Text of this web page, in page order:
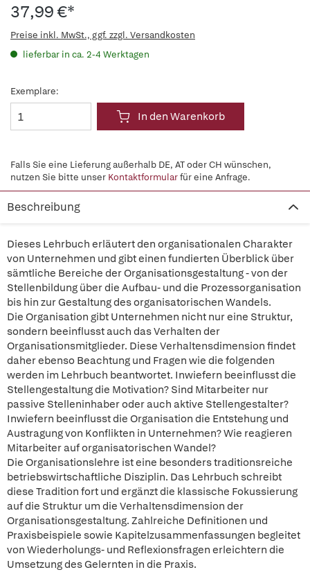
37,99 €*
Preise inkl. MwSt., ggf. zzgl. Versandkosten
lieferbar in ca. 2-4 Werktagen
Exemplare:
In den Warenkorb
Falls Sie eine Lieferung außerhalb DE, AT oder CH wünschen,
nutzen Sie bitte unser Kontaktformularfür eine Anfrage.
Beschreibung
Dieses Lehrbuch erläutert den organisationalen Charakter
von Unternehmen und gibt einen fundierten Überblick über
sämtliche Bereiche der Organisationsgestaltung - von der
Stellenbildung über die Aufbau- und die Prozessorganisation
bis hin zur Gestaltung des organisatorischen Wandels.
Die Organisation gibt Unternehmen nicht nur eine Struktur,
sondern beeinflusst auch das Verhalten der
Organisationsmitglieder. Diese Verhaltensdimension findet
daher ebenso Beachtung und Fragen wie die folgenden
werden im Lehrbuch beantwortet. Inwiefern beeinflusst die
Stellengestaltung die Motivation? Sind Mitarbeiter nur
passive Stelleninhaber oder auch aktive Stellengestalter?
Inwiefern beeinflusst die Organisation die Entstehung und
Austragung von Konflikten in Unternehmen? Wie reagieren
Mitarbeiter auf organisatorischen Wandel?
Die Organisationslehre ist eine besonders traditionsreiche
betriebswirtschaftliche Disziplin. Das Lehrbuch schreibt
diese Tradition fort und ergänzt die klassische Fokussierung
auf die Struktur um die Verhaltensdimension der
Organisationsgestaltung. Zahlreiche Definitionen und
Praxisbeispiele sowie Kapitelzusammenfassungen begleitet
von Wiederholungs- und Reflexionsfragen erleichtern die
Umsetzung des Gelernten in die Praxis.